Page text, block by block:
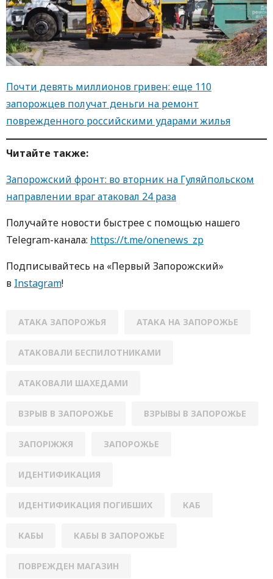
Почти девять миллионов гривен: еще 110
запорожцев получат деньги на ремонт
поврежденного российскими ударами жилья
Читайте также:
Запорожский фронт: во вторник на Гуляйпольском
направлении враг атаковал 24 раза
Получайте новости быстрее с помощью нашего
Telegram-канала: https://t.me/onenews_zp
Подписывайтесь на «Первый Запорожский»
в Instagram!
АТАКА ЗАПОРОЖЬЯ АТАКА НА ЗАПОРОЖЬЕ
АТАКОВАЛИ БЕСПИЛОТНИКАМИ
АТАКОВАЛИ ШАХЕДАМИ
ВЗРЫВ В ЗАПОРОЖЬЕ ВЗРЫВЫ В ЗАПОРОЖЬЕ
ЗАПОРІЖЖЯ ЗАПОРОЖЬЕ
ИДЕНТИФИКАЦИЯ
ИДЕНТИФИКАЦИЯ ПОГИБШИХ КАБ
КАБЫ КАБЫ В ЗАПОРОЖЬЕ
ПОВРЕЖДЕН МАГАЗИН